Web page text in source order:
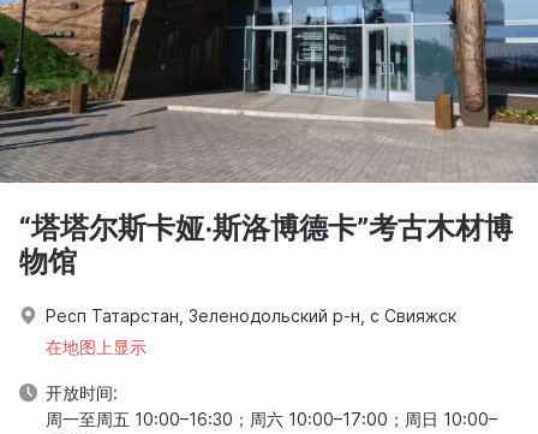
“塔塔尔斯卡娅·斯洛博德卡”考古木材博
物馆
Респ Татарстан, Зеленодольский р-н, с Свияжск
在地图上显示
开放时间:
周一至周五 10:00–16:30；周六 10:00–17:00；周日 10:00–